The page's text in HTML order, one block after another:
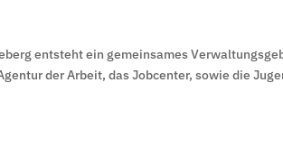
entsteht ein gemeinsames
der Arbeit, das Jobcenter, sowie die